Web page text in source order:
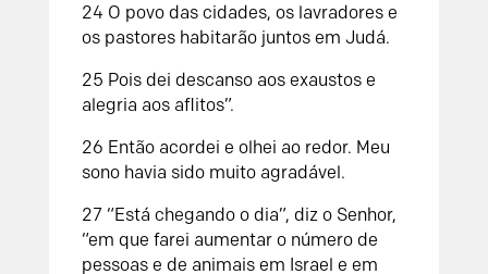
24 O povo das cidades, os lavradores e
os pastores habitarão juntos em Judá.
25 Pois dei descanso aos exaustos e
alegria aos aflitos”.
26 Então acordei e olhei ao redor. Meu
sono havia sido muito agradável.
27 “Está chegando o dia”, diz o Senhor,
“em que farei aumentar o número de
pessoas e de animais em Israel e em